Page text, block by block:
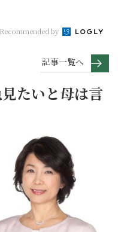
Recommended by
記事一覧へ
たいと母は言